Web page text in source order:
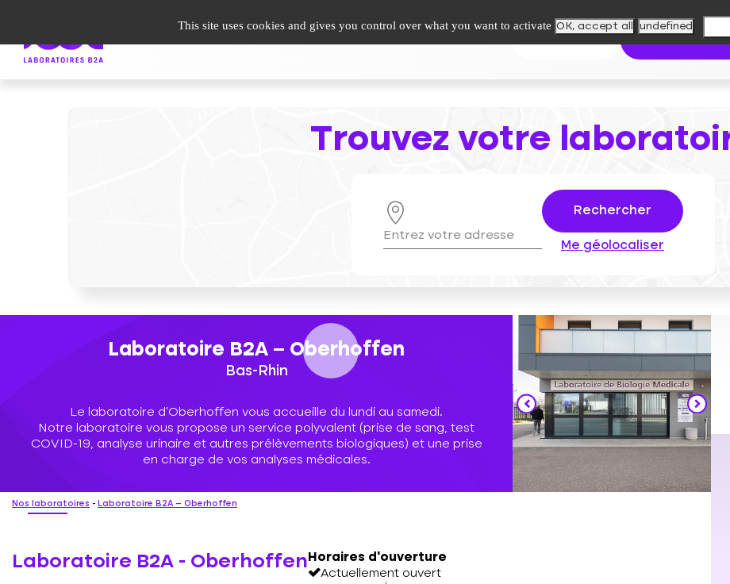
Trouver mon
Trouvez votre
Rechercher
Me géolocaliser
Laboratoire B2A – Oberhoffen
Bas-Rhin
Le laboratoire d’Oberhoffen vous accueille du lundi au samedi.
Notre laboratoire vous propose un service polyvalent (prise de sang, test
COVID-19, analyse urinaire et autres prélèvements biologiques) et une prise
en charge de vos analyses médicales.
Nos laboratoires - Laboratoire B2A – Oberhoffen
Laboratoire B2A - Oberhoffen Horaires d'ouverture
Actuellement ouvert
This site uses cookies and gives you control over what you want to activate OK, accept all undefined